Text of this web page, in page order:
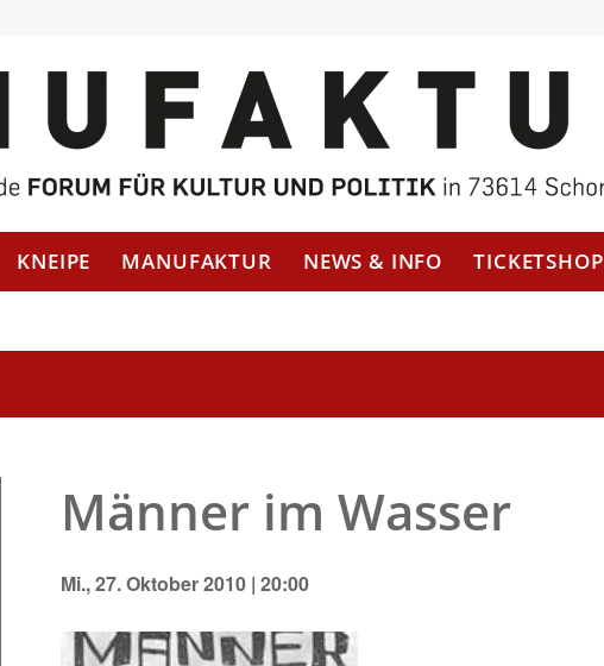
KNEIPE MANUFAKTUR NEWS & INFO TICKETSHOP
Männer im Wasser
Mi., 27. Oktober 2010 | 20:00